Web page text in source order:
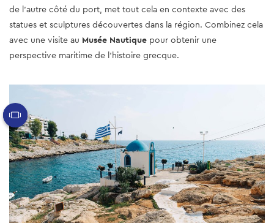
de l’autre côté du port, met tout cela en contexte avec des
statues et sculptures découvertes dans la région. Combinez cela
avec une visite au Musée Nautique pour obtenir une
perspective maritime de l'histoire grecque.